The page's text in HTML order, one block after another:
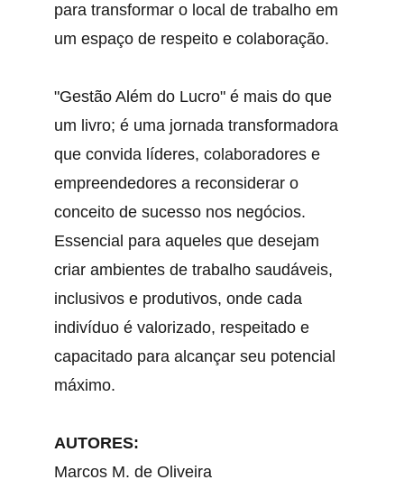
para transformar o local de trabalho em
um espaço de respeito e colaboração.
"Gestão Além do Lucro" é mais do que
um livro; é uma jornada transformadora
que convida líderes, colaboradores e
empreendedores a reconsiderar o
conceito de sucesso nos negócios.
Essencial para aqueles que desejam
criar ambientes de trabalho saudáveis,
inclusivos e produtivos, onde cada
indivíduo é valorizado, respeitado e
capacitado para alcançar seu potencial
máximo.
AUTORES:
Marcos M. de Oliveira